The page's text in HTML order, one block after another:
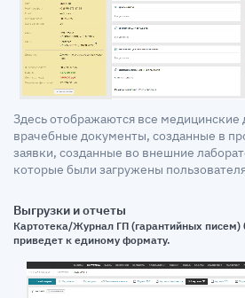
Здесь отображаются все медицинские
врачебные документы, созданные в
заявки, созданные во внешние
которые были загружены
Выгрузки и отчеты
Картотека/Журнал ГП (гарантийных писем)
приведет к единому формату.